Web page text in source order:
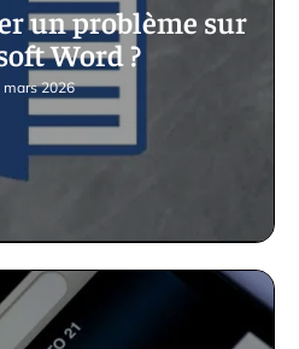
un problème sur
Word ?
mars 2026